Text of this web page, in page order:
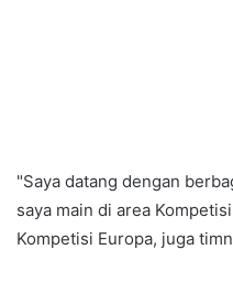
"Saya datang dengan
saya main di area
Kompetisi Europa, juga